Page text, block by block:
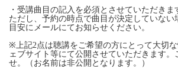
・受講曲目の記入を必須とさせていただきま
ただし、予約の時点で曲目が決定していない
目安にメールにてお知らせください。
※上記2点は聴講をご希望の方にとって大切
ェブサイト等にて公開させていただきます。
せ。（お名前は非公開となります。）